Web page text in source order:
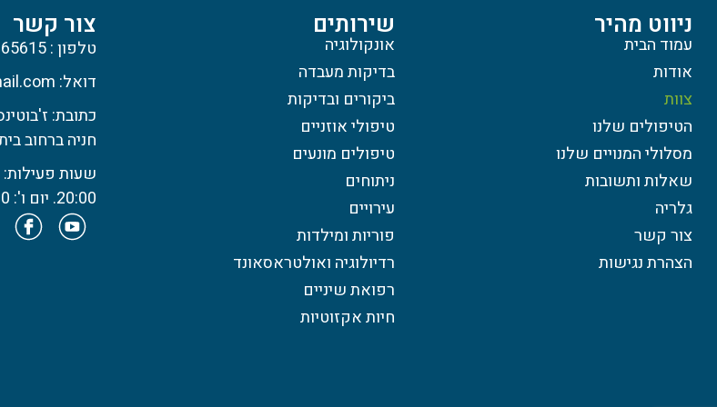
ניווט מהיר
עמוד הבית
אודות
צוות
הטיפולים שלנו
מסלולי המנויים שלנו
שאלות ותשובות
גלריה
צור קשר
הצהרת נגישות
שירותים
אונקולוגיה
בדיקות מעבדה
ביקורים ובדיקות
טיפולי אוזניים
טיפולים מונעים
ניתוחים
עירויים
פוריות ומילדות
רדיולוגיה ואולטראסאונד
רפואת שיניים
חיות אקזוטיות
צור קשר
טלפון : 03-9665615
דואל: wagshal@gmail.com
כתובת: ז'בוטינסקי 48
חניה ברחוב ביתר
20:00. יום ו': 09:00-14:00